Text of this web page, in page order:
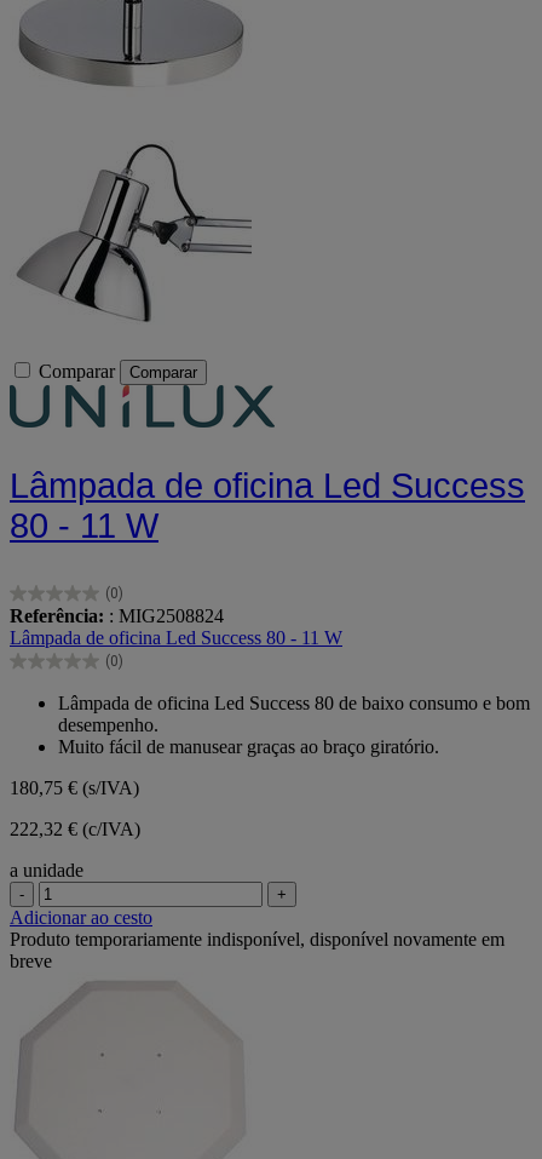
Comparar Comparar
Lâmpada de oficina Led Success
80 - 11 W
(0)
0.0
em
5
estrelas.
Referência: : MIG2508824
Lâmpada de oficina Led Success 80 - 11 W
(0)
0.0
estrelas.
Lâmpada de oficina Led Success 80 de baixo consumo e bom
desempenho.
Muito fácil de manusear graças ao braço giratório.
180,75 € (s/IVA)
222,32 € (c/IVA)
a unidade
- +
Adicionar ao cesto
Produto temporariamente indisponível, disponível novamente em
breve